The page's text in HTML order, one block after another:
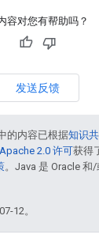
容对您有帮助吗？
发送反馈
的内容已根据知识
Apache 2.0 许可获得
。Java 是 Oracle 和
12。